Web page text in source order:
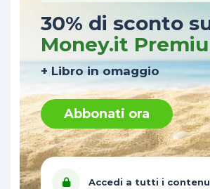
30% di sconto
Money.it
+ Libro in omaggio
Abbonati ora
Accedi a tutti i